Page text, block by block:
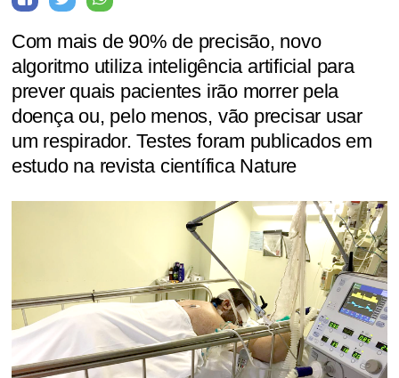
Com mais de 90% de precisão, novo
algoritmo utiliza inteligência artificial para
prever quais pacientes irão morrer pela
doença ou, pelo menos, vão precisar usar
um respirador. Testes foram publicados em
estudo na revista científica Nature